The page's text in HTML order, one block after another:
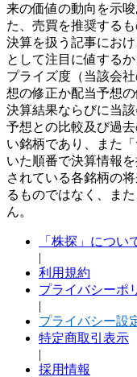
来の価値の動向を示
た、売買を推奨するも
決算を扱う記事にお
として注目に値する
プライズ度（当該会
想の修正か配当予想
決算結果ならびに当
予想との比較及び過
い銘柄であり、また
いた順番で決算情報
されている各銘柄の
るものではなく、ま
ん。
「株探」につい
|
利用規約
プライバシーポ
|
プライバシー設
特定商取引表示
|
採用情報